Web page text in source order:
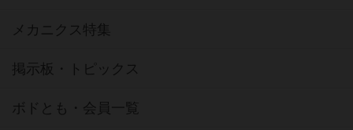
メカニクス特集
掲示板・トピックス
ボドとも・会員一覧